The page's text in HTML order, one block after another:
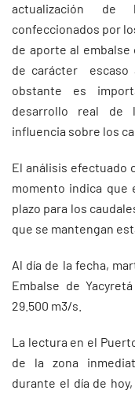
actualización de
confeccionados por
de aporte al
de carácter escaso
obstante es
desarrollo real de
influencia sobre los
El análisis efectuado
momento indica que
plazo para los
que se mantengan
Al día de la fecha,
Embalse de
29.500 m3/s.
La lectura en el
de la zona
durante el día de